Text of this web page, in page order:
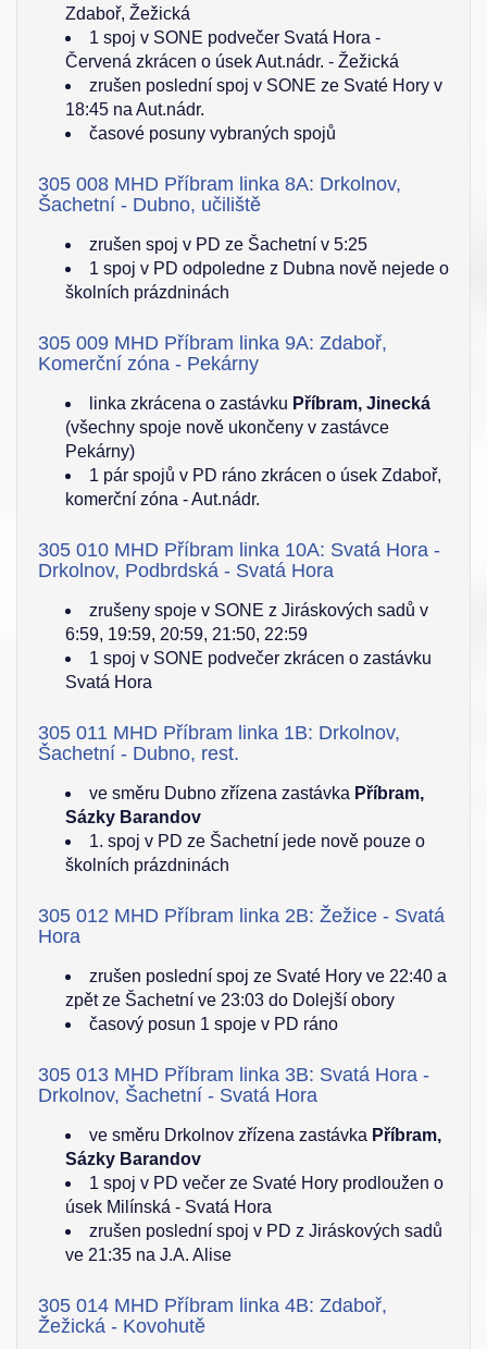
Zdaboř, Žežická
1 spoj v SONE podvečer Svatá Hora -
Červená zkrácen o úsek Aut.nádr. - Žežická
zrušen poslední spoj v SONE ze Svaté Hory v
18:45 na Aut.nádr.
časové posuny vybraných spojů
305 008 MHD Příbram linka 8A: Drkolnov,
Šachetní - Dubno, učiliště
zrušen spoj v PD ze Šachetní v 5:25
1 spoj v PD odpoledne z Dubna nově nejede o
školních prázdninách
305 009 MHD Příbram linka 9A: Zdaboř,
Komerční zóna - Pekárny
linka zkrácena o zastávku Příbram, Jinecká
(všechny spoje nově ukončeny v zastávce
Pekárny)
1 pár spojů v PD ráno zkrácen o úsek Zdaboř,
komerční zóna - Aut.nádr.
305 010 MHD Příbram linka 10A: Svatá Hora -
Drkolnov, Podbrdská - Svatá Hora
zrušeny spoje v SONE z Jiráskových sadů v
6:59, 19:59, 20:59, 21:50, 22:59
1 spoj v SONE podvečer zkrácen o zastávku
Svatá Hora
305 011 MHD Příbram linka 1B: Drkolnov,
Šachetní - Dubno, rest.
ve směru Dubno zřízena zastávka Příbram,
Sázky Barandov
1. spoj v PD ze Šachetní jede nově pouze o
školních prázdninách
305 012 MHD Příbram linka 2B: Žežice - Svatá
Hora
zrušen poslední spoj ze Svaté Hory ve 22:40 a
zpět ze Šachetní ve 23:03 do Dolejší obory
časový posun 1 spoje v PD ráno
305 013 MHD Příbram linka 3B: Svatá Hora -
Drkolnov, Šachetní - Svatá Hora
ve směru Drkolnov zřízena zastávka Příbram,
Sázky Barandov
1 spoj v PD večer ze Svaté Hory prodloužen o
úsek Milínská - Svatá Hora
zrušen poslední spoj v PD z Jiráskových sadů
ve 21:35 na J.A. Alise
305 014 MHD Příbram linka 4B: Zdaboř,
Žežická - Kovohutě